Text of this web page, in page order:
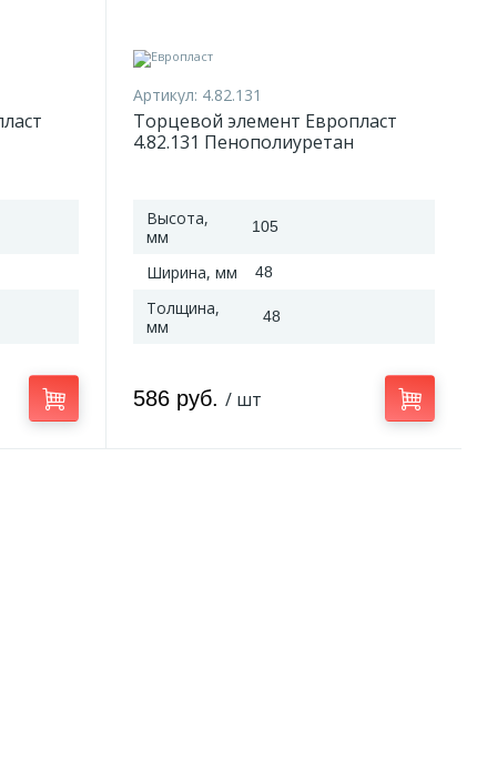
Артикул: 4.82.131
Торцевой элемент Европласт
4.82.131 Пенополиуретан
Высота,
мм
105
Ширина, мм 48
Толщина,
мм
48
586 руб. / шт